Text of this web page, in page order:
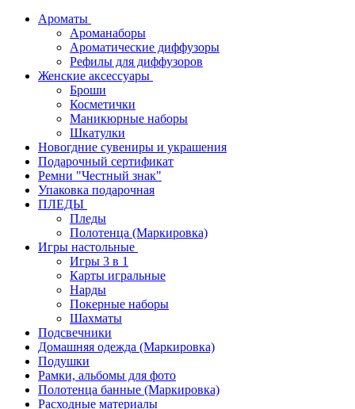
Ароматы
Ароманаборы
Ароматические диффузоры
Рефилы для диффузоров
Женские аксессуары
Броши
Косметички
Маникюрные наборы
Шкатулки
Новогдние сувениры и украшения
Подарочный сертификат
Ремни "Честный знак"
Упаковка подарочная
ПЛЕДЫ
Пледы
Полотенца (Маркировка)
Игры настольные
Игры 3 в 1
Карты игральные
Нарды
Покерные наборы
Шахматы
Подсвечники
Домашняя одежда (Маркировка)
Подушки
Рамки, альбомы для фото
Полотенца банные (Маркировка)
Расходные материалы